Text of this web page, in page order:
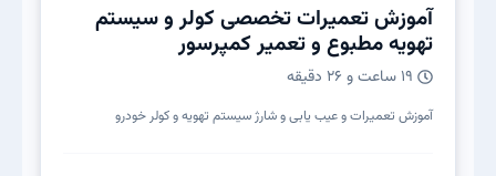
آموزش تعمیرات تخصصی کولر و سیستم
تهویه مطبوع و تعمیر کمپرسور
19 ساعت و 26 دقیقه
آموزش تعمیرات و عیب یابی و شارژ سیستم تهویه و کولر خودرو